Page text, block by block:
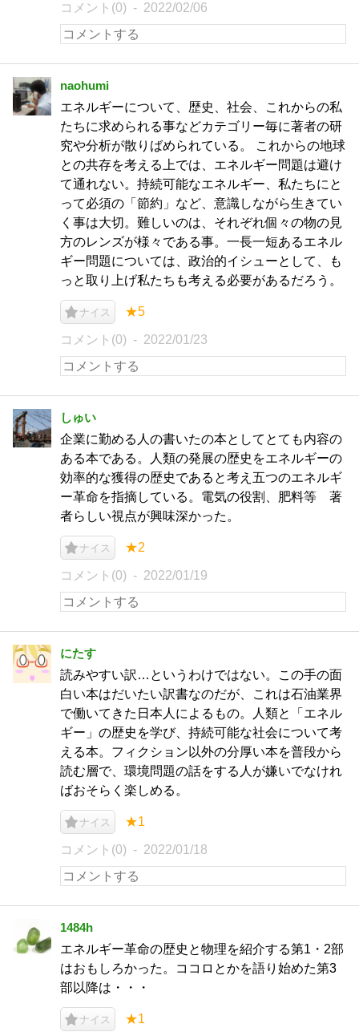
コメント(0) 2022/02/06
naohumi
エネルギーについて、歴史、社会、これからの私
たちに求められる事などカテゴリー毎に著者の研
究や分析が散りばめられている。 これからの地球
との共存を考える上では、エネルギー問題は避け
て通れない。持続可能なエネルギー、私たちにと
って必須の「節約」など、意識しながら生きてい
く事は大切。難しいのは、それぞれ個々の物の見
方のレンズが様々である事。一長一短あるエネル
ギー問題については、政治的イシューとして、も
っと取り上げ私たちも考える必要があるだろう。
ナイス ★5
コメント(0) 2022/01/23
しゅい
企業に勤める人の書いたの本としてとても内容の
ある本である。人類の発展の歴史をエネルギーの
効率的な獲得の歴史であると考え五つのエネルギ
ー革命を指摘している。電気の役割、肥料等 著
者らしい視点が興味深かった。
ナイス ★2
コメント(0) 2022/01/19
にたす
読みやすい訳…というわけではない。この手の面
白い本はだいたい訳書なのだが、これは石油業界
で働いてきた日本人によるもの。人類と「エネル
ギー」の歴史を学び、持続可能な社会について考
える本。フィクション以外の分厚い本を普段から
読む層で、環境問題の話をする人が嫌いでなけれ
ばおそらく楽しめる。
ナイス ★1
コメント(0) 2022/01/18
1484h
エネルギー革命の歴史と物理を紹介する第1・2部
はおもしろかった。ココロとかを語り始めた第3
部以降は・・・
ナイス ★1